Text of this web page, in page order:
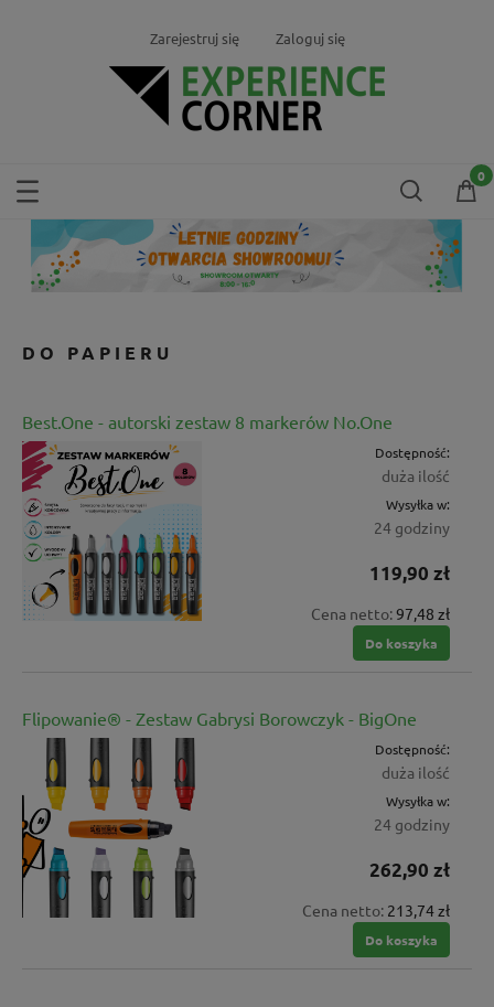
Zarejestruj się Zaloguj się
DO PAPIERU
Best.One - autorski zestaw 8 markerów No.One
Dostępność:
duża ilość
Wysyłka w:
24 godziny
119,90 zł
Cena netto:97,48 zł
Do koszyka
Flipowanie® - Zestaw Gabrysi Borowczyk - BigOne
Dostępność:
duża ilość
Wysyłka w:
24 godziny
262,90 zł
Cena netto: 213,74 zł
Do koszyka